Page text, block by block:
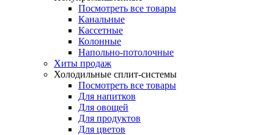
Посмотреть все товары
Канальные
Кассетные
Колонные
Напольно-потолочные
Хиты продаж
Холодильные сплит-системы
Посмотреть все товары
Для напитков
Для овощей
Для продуктов
Для цветов